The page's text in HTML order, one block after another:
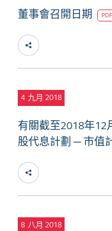
董事會召開日期 PDF
4 九月 2018
有關截至2018年12
股代息計劃 ─ 市值
8 八月 2018